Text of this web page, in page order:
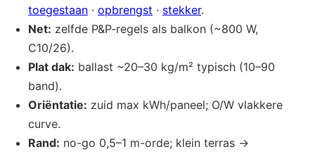
toegestaan · opbrengst · stekker.
Net: zelfde P&P-regels als balkon (~800 W,
C10/26).
Plat dak: ballast ~20–30 kg/m² typisch (10–90
band).
Oriëntatie: zuid max kWh/paneel; O/W vlakkere
curve.
Rand: no-go 0,5–1 m-orde; klein terras →